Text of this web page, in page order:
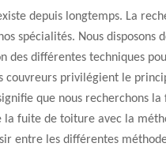
depuis longtemps. La
spécialités. Nous disposons
des différentes techniques
couvreurs privilégient le
que nous recherchons la
fuite de toiture avec la
entre les différentes